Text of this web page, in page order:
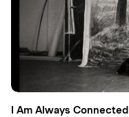
I Am Always Connected